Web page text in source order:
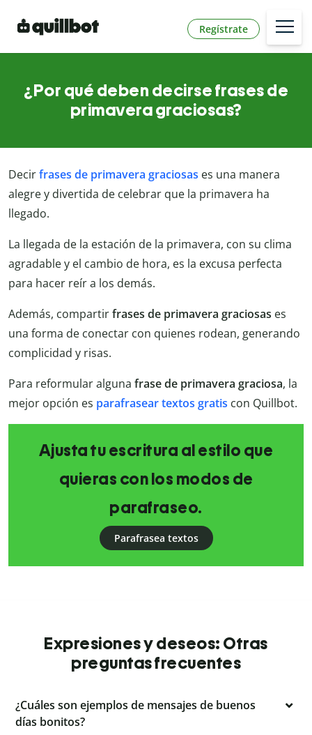
Regístrate
¿Por qué deben decirse frases de
primavera graciosas?
Decirfrases de primavera graciosas es una manera
alegre y divertida de celebrar que la primavera ha
llegado.
La llegada de la estación de la primavera, con su clima
agradable y el cambio de hora, es la excusa perfecta
para hacer reír a los demás.
Además, compartirfrases de primavera graciosas es
una forma de conectar con quienes rodean, generando
complicidad y risas.
Para reformular alguna frase de primavera graciosa, la
mejor opción es parafrasear textos gratis con Quillbot.
Ajusta tu escritura al estilo que
quieras con los modos de
parafraseo.
Parafrasea textos
Expresiones y deseos: Otras
preguntas frecuentes
¿Cuáles son ejemplos de mensajes de buenos
días bonitos?